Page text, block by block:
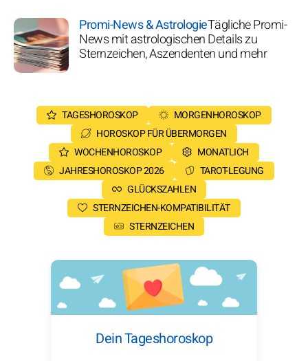
Promi-News & AstrologieTägliche Promi-
News mit astrologischen Details zu
Sternzeichen, Aszendenten und mehr
TAGESHOROSKOP
MORGENHOROSKOP
HOROSKOP FÜR ÜBERMORGEN
WOCHENHOROSKOP
MONATLICH
JAHRESHOROSKOP 2026
TAROT-LEGUNG
GLÜCKSZAHLEN
STERNZEICHEN-KOMPATIBILITÄT
STERNZEICHEN
Dein Tageshoroskop